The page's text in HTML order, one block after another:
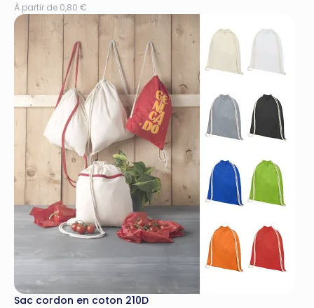
À partir de 0,80 €
Sac cordon en coton 210D